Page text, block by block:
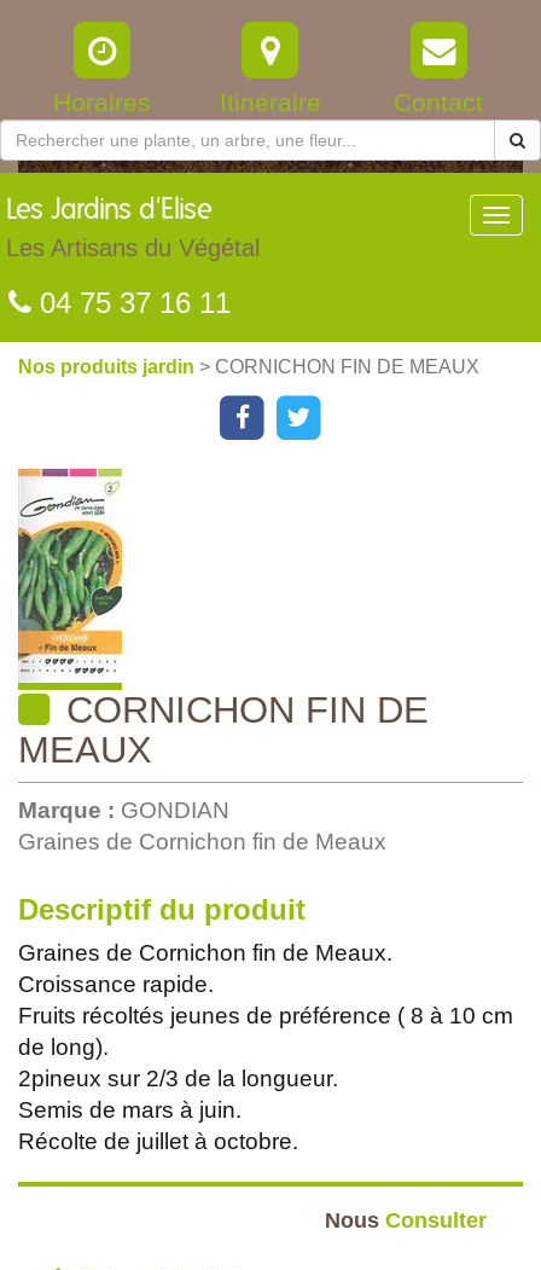
Horaires Itinéraire Contact
Les Jardins d'Elise
Les Artisans du Végétal
04 75 37 16 11
Nos produits jardin > CORNICHON FIN DE MEAUX
CORNICHON FIN DE
MEAUX
Marque : GONDIAN
Graines de Cornichon fin de Meaux
Descriptif du produit
Graines de Cornichon fin de Meaux.
Croissance rapide.
Fruits récoltés jeunes de préférence ( 8 à 10 cm
de long).
2pineux sur 2/3 de la longueur.
Semis de mars à juin.
Récolte de juillet à octobre.
Nous Consulter